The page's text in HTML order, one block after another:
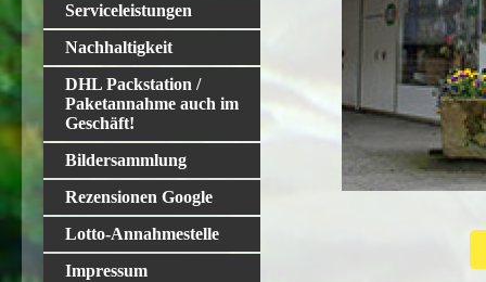
Serviceleistungen
Nachhaltigkeit
DHL Packstation /
Paketannahme auch im
Geschäft!
Bildersammlung
Rezensionen Google
Lotto-Annahmestelle
Impressum